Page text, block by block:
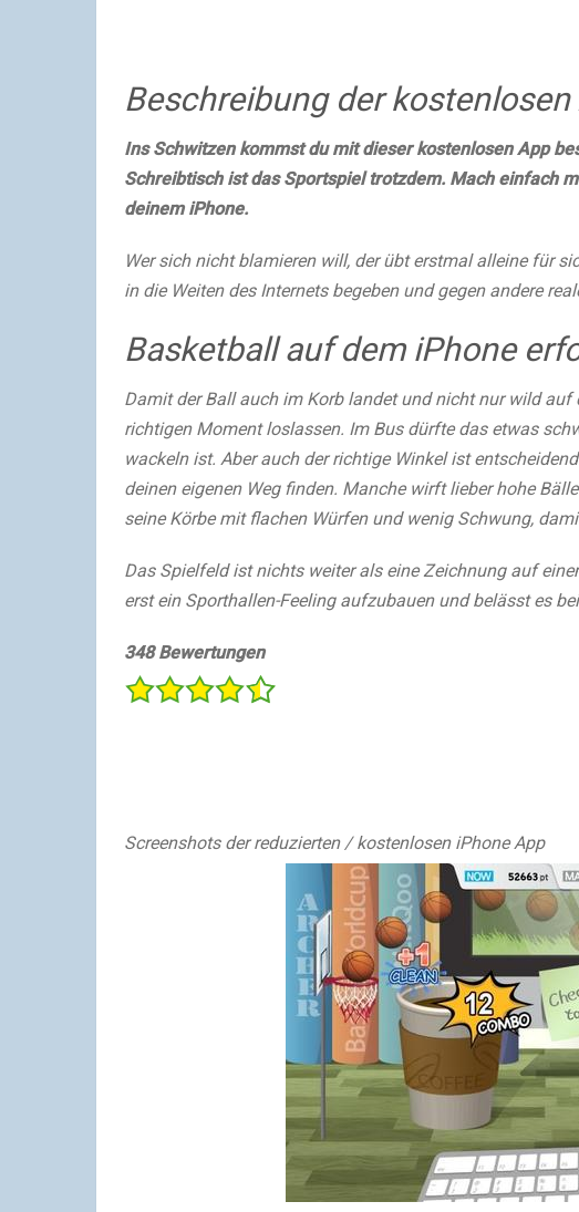
Beschreibung der kostenlosen
Ins Schwitzen kommst du mit dieser kostenlosen App
Schreibtisch ist das Sportspiel trotzdem. Mach einfach
deinem iPhone.
Wer sich nicht blamieren will, der übt erstmal alleine für
in die Weiten des Internets begeben und gegen andere
Basketball auf dem iPhone
Damit der Ball auch im Korb landet und nicht nur wild
richtigen Moment loslassen. Im Bus dürfte das etwas
wackeln ist. Aber auch der richtige Winkel ist
deinen eigenen Weg finden. Manche wirft lieber hohe
seine Körbe mit flachen Würfen und wenig Schwung,
Das Spielfeld ist nichts weiter als eine Zeichnung auf
erst ein Sporthallen-Feeling aufzubauen und belässt es
348 Bewertungen
Screenshots der reduzierten / kostenlosen iPhone App